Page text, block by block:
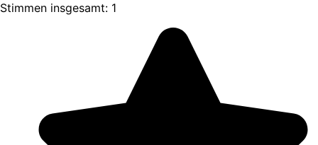
Stimmen insgesamt: 1